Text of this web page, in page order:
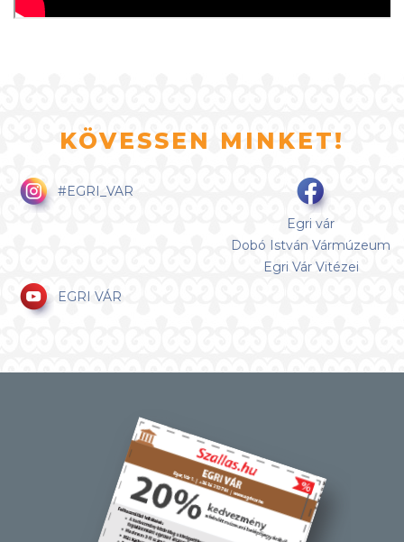
KÖVESSEN MINKET!
#EGRI_VAR
Egri vár
Dobó István Vármúzeum
Egri Vár Vitézei
EGRI VÁR